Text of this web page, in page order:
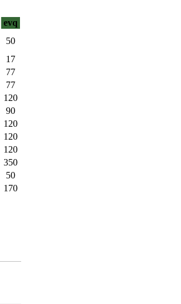
evq
50
17
77
77
120
90
120
120
120
350
50
170